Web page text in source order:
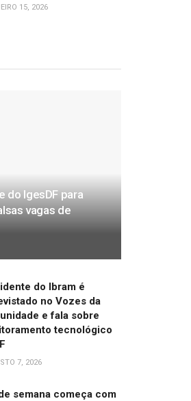
15, 2026
do IgesDF para
vagas de
do Ibram é
no Vozes da
e fala sobre
tecnológico
7, 2026
semana começa com